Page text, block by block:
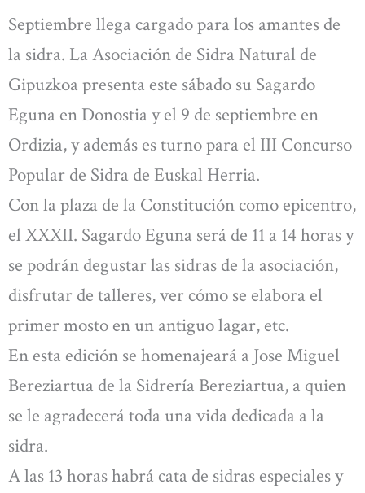
Septiembre llega cargado para los amantes de
la sidra. La Asociación de Sidra Natural de
Gipuzkoa presenta este sábado su Sagardo
Eguna en Donostia y el 9 de septiembre en
Ordizia, y además es turno para el III Concurso
Popular de Sidra de Euskal Herria.
Con la plaza de la Constitución como epicentro,
el XXXII. Sagardo Eguna será de 11 a 14 horas y
se podrán degustar las sidras de la asociación,
disfrutar de talleres, ver cómo se elabora el
primer mosto en un antiguo lagar, etc.
En esta edición se homenajeará a Jose Miguel
Bereziartua de la Sidrería Bereziartua, a quien
se le agradecerá toda una vida dedicada a la
sidra.
A las 13 horas habrá cata de sidras especiales y